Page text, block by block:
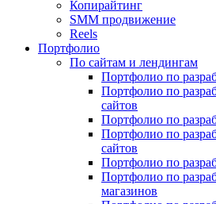
Копирайтинг
SMM продвижение
Reels
Портфолио
По сайтам и лендингам
Портфолио по
Портфолио по
сайтов
Портфолио по
Портфолио по
сайтов
Портфолио по
Портфолио по
магазинов